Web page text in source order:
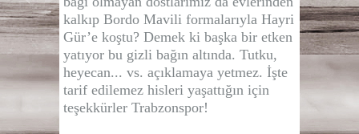
kalkıp Bordo Mavili formalarıyla Hayri
Gür’e koştu? Demek ki başka bir etken
yatıyor bu gizli bağın altında. Tutku,
heyecan... vs. açıklamaya yetmez. İşte
tarif edilemez hisleri yaşattığın için
teşekkürler Trabzonspor!